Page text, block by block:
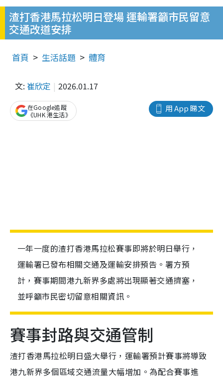
渣打香港馬拉松明日登場 運輸署籲市民留意
交通改道安排
首頁 生活話題 體育
文: 崔欣定 2026.01.17
用 App 睇文
在Google追蹤
《UHK 港生活》
一年一度的渣打香港馬拉松賽事即將於明日舉行，
運輸署已發布相關交通及運輸安排預告。署方預
計，賽事期間港九新界多處將出現顯著交通擠塞，
並呼籲市民密切留意相關資訊。
賽事封路與交通管制
渣打香港馬拉松明日盛大舉行，運輸署預計賽事將導致
港九新界多個區域交通流量大幅增加。為配合賽事進